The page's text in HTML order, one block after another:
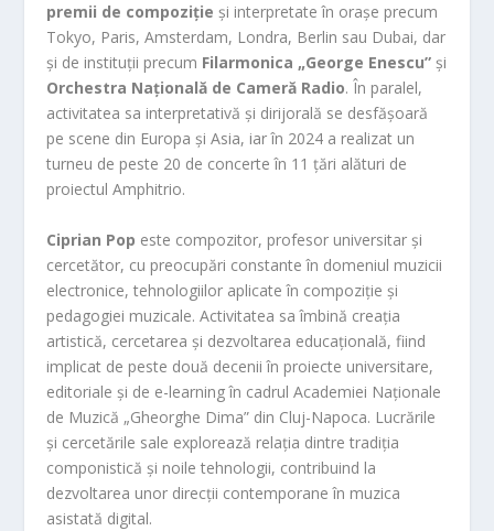
premii de compoziție și interpretate în orașe precum
Tokyo, Paris, Amsterdam, Londra, Berlin sau Dubai, dar
și de instituții precum Filarmonica „George Enescu” și
Orchestra Națională de Cameră Radio. În paralel,
activitatea sa interpretativă și dirijorală se desfășoară
pe scene din Europa și Asia, iar în 2024 a realizat un
turneu de peste 20 de concerte în 11 țări alături de
proiectul Amphitrio.
Ciprian Pop este compozitor, profesor universitar și
cercetător, cu preocupări constante în domeniul muzicii
electronice, tehnologiilor aplicate în compoziție și
pedagogiei muzicale. Activitatea sa îmbină creația
artistică, cercetarea și dezvoltarea educațională, fiind
implicat de peste două decenii în proiecte universitare,
editoriale și de e-learning în cadrul Academiei Naționale
de Muzică „Gheorghe Dima” din Cluj-Napoca. Lucrările
și cercetările sale explorează relația dintre tradiția
componistică și noile tehnologii, contribuind la
dezvoltarea unor direcții contemporane în muzica
asistată digital.